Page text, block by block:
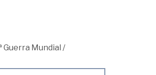
Guerra Mundial /